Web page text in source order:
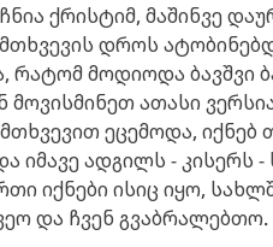
ქრისტიმ, მაშინვე
დროს
რატომ მოდიოდა ბავშვი
ათასი
ეცემოდა, იქნებ
იმავე ადგილს - კისერს -
იქნები ისიც იყო,
და ჩვენ გვაბრალებთო.